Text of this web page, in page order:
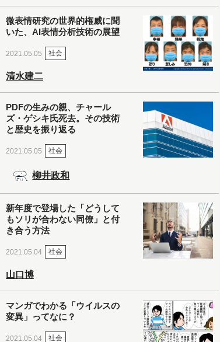
微表情研究の世界的権威に聞
いた、AI表情分析技術の展望
2021.05.05 社会
清水建二
PDFの生みの親、チャール
ズ・ゲシキ氏死去。その技術
と歴史を振り返る
2021.05.05 社会
柳井政和
新年度で登場した「どうして
もソリが合わない同僚」と付
き合う方法
2021.05.04 社会
山口博
マンガでわかる「ウイルスの
変異」ってなに？
2021.05.04 社会